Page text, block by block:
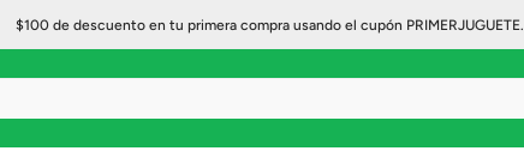
$100 de descuento en tu primera compra usando el cupón PRIMERJUGUETE.